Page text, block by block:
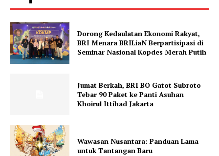
Dorong Kedaulatan Ekonomi Rakyat,
BRI Menara BRILiaN Berpartisipasi di
Seminar Nasional Kopdes Merah Putih
Jumat Berkah, BRI BO Gatot Subroto
Tebar 90 Paket ke Panti Asuhan
Khoirul Ittihad Jakarta
Wawasan Nusantara: Panduan Lama
untuk Tantangan Baru